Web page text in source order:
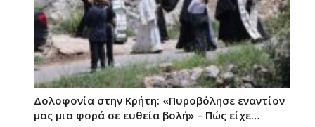
Δολοφονία στην Κρήτη: «Πυροβόλησε εναντίον
μας μια φορά σε ευθεία βολή» – Πώς είχε…